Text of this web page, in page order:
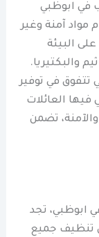
في ابوظبي
آمنة وغير
البيئة
والبكتيريا.
في توفير
العائلات
تضمن
ابوظبي، تجد
تنظيف جميع